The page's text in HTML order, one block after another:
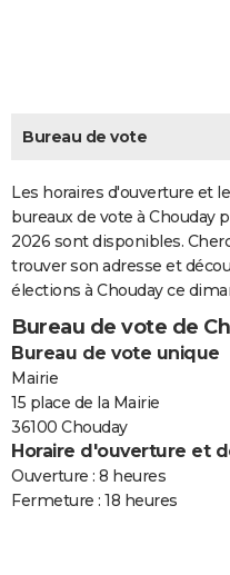
Carte de Noël
Carte Bonne année
Carte Saint-Valentin
Carte Pâques
Carte d'anniversaire
DICTIONNAIRE
Dictionnaire
Biographies
Citations
Expressions
Proverbes
PROGRAMME TV
COPAINS D'AVANT
S'inscrire
Se connecter
Lycées
Collèges
Primaires
Universités
Entreprises
Service militaire
Avis de recherche
AVIS DE DÉCÈS
FORUM
Bricolage
Lifestyle
Culture
Sport
Auto
Television
Voyage
Cinema
Bureau de vote
Les horaires d'ouverture et
bureaux de vote à Chouday
2026 sont disponibles.
trouver son adresse et
élections à Chouday ce
Bureau de vote de
Bureau de vote unique
Mairie
15 place de la Mairie
36100 Chouday
Horaire d'ouverture et
Ouverture : 8 heures
Fermeture : 18 heures